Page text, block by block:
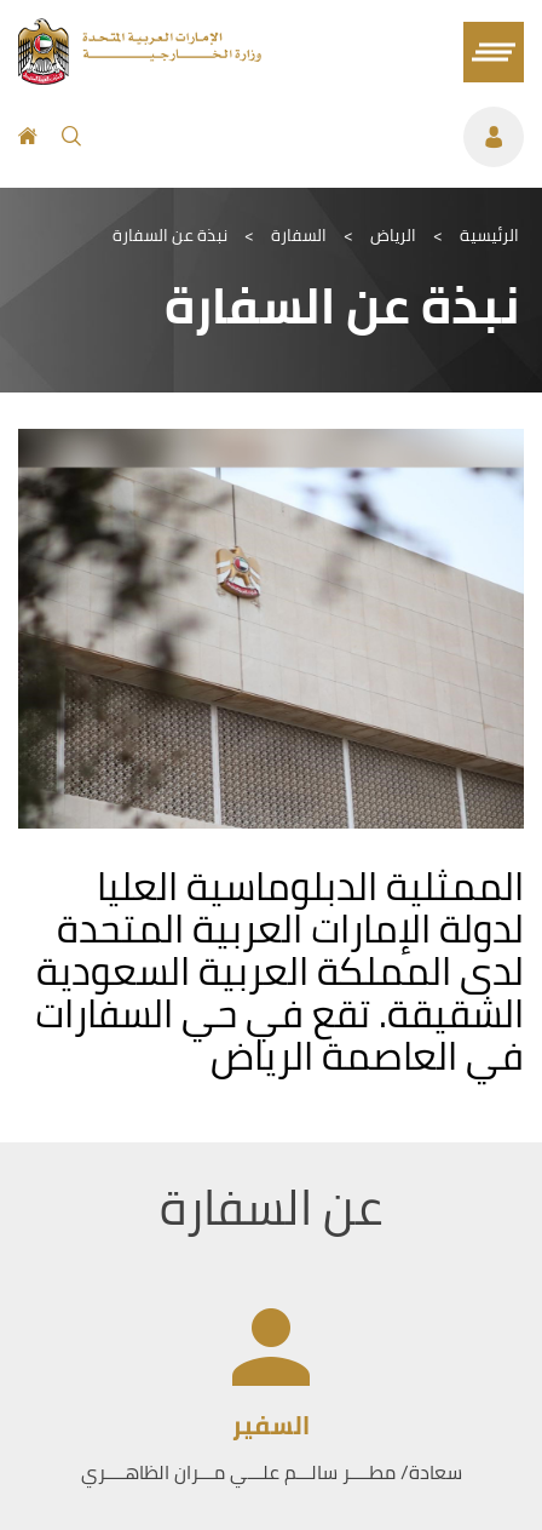
الرئيسية > الرياض > السفارة > نبذة عن السفارة
نبذة عن السفارة
الممثلية الدبلوماسية العليا
لدولة الإمارات العربية المتحدة
لدى المملكة العربية السعودية
الشقيقة. تقع في حي السفارات
في العاصمة الرياض
عن السفارة
السفير
سعادة/ مطــــر سالـــم علـــي مـــران الظاهــــري